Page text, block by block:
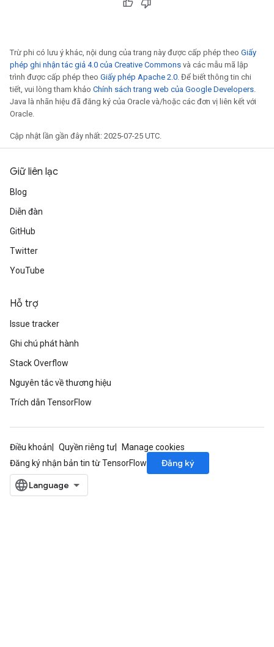
Trừ phi có lưu ý khác, nội dung của trang này được cấp phép theo Giấy
phép ghi nhận tác giả 4.0 của Creative Commons và các mẫu mã lập
trình được cấp phép theo Giấy phép Apache 2.0 . Để biết thông tin chi
tiết, vui lòng tham khảo Chính sách trang web của Google Developers
Java là nhãn hiệu đã đăng ký của Oracle và/hoặc các đơn vị liên kết với
Oracle.
Cập nhật lần gần đây nhất: 2025-07-25 UTC.
Giữ liên lạc
Blog
Diễn đàn
GitHub
Twitter
YouTube
Hỗ trợ
Issue tracker
Ghi chú phát hành
Stack Overflow
Nguyên tắc về thương hiệu
Trích dẫn TensorFlow
Điều khoản Quyền riêng tư
Manage cookies
Đăng ký nhận bản tin từ TensorFlow
Đăng ký